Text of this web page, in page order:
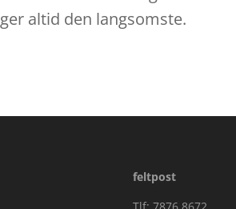
altid den langsomste.
feltpost